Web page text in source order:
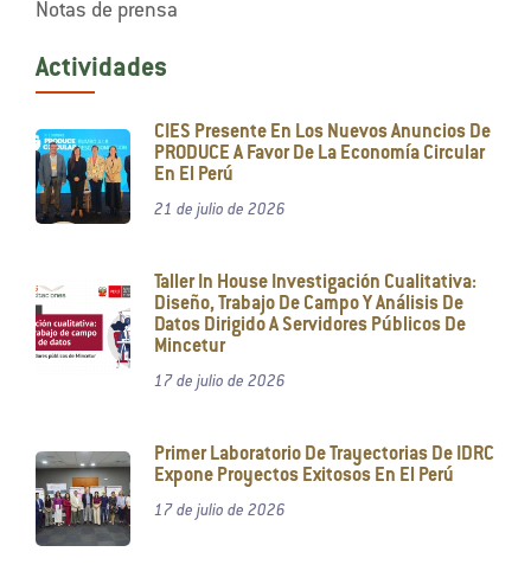
Notas de prensa
Actividades
CIES Presente En Los Nuevos Anuncios De
PRODUCE A Favor De La Economía Circular
En El Perú
21 de julio de 2026
Taller In House Investigación Cualitativa:
Diseño, Trabajo De Campo Y Análisis De
Datos Dirigido A Servidores Públicos De
Mincetur
17 de julio de 2026
Primer Laboratorio De Trayectorias De IDRC
Expone Proyectos Exitosos En El Perú
17 de julio de 2026